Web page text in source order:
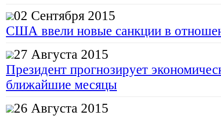
02 Сентября 2015
США ввели новые санкции в
27 Августа 2015
Президент прогнозирует
ближайшие месяцы
26 Августа 2015